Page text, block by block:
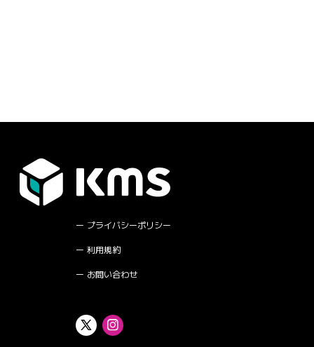
プライバシーポリシー
利用規約
お問い合わせ